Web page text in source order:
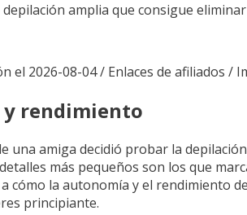
amplia que consigue
el 2026-08-04 / Enlaces de afiliados /
rendimiento
una amiga decidió probar la
más pequeños son los que
cómo la autonomía y el rendimiento
principiante.